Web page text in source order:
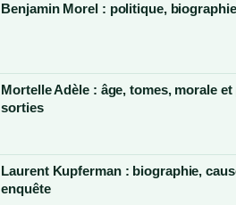
Benjamin Morel : politique,
Mortelle Adèle : âge, tomes, morale
sorties
Laurent Kupferman : biographie,
enquête